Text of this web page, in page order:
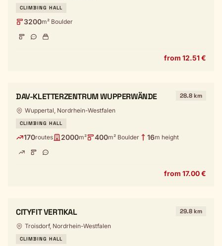
CLIMBING HALL
3200m² Boulder
from 12.51 €
DAV-KLETTERZENTRUM WUPPERWÄNDE 28.8 km
Wuppertal, Nordrhein-Westfalen
CLIMBING HALL
170routes 2000m² 400m² Boulder 16m height
from 17.00 €
CITYFIT VERTIKAL 29.8 km
Troisdorf, Nordrhein-Westfalen
CLIMBING HALL